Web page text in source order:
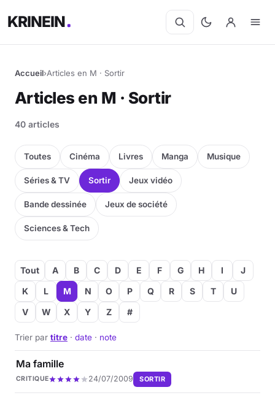
KRINEIN
Accueil›Articles en M · Sortir
Articles en M · Sortir
40 articles
Toutes Cinéma Livres Manga Musique
Séries & TV Sortir Jeux vidéo
Bande dessinée Jeux de société
Sciences & Tech
Tout A B C D E F G H I
J
K
L M N O P Q R S T
U
V
W X Y Z #
Trier par titre · date · note
Ma famille
CRITIQUE 24/07/2009 SORTIR